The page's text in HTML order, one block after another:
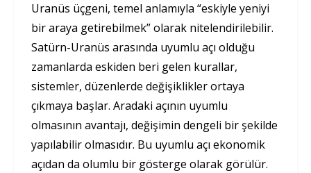
Uranüs üçgeni, temel anlamıyla “eskiyle yeniyi
bir araya getirebilmek” olarak nitelendirilebilir.
Satürn-Uranüs arasında uyumlu açı olduğu
zamanlarda eskiden beri gelen kurallar,
sistemler, düzenlerde değişiklikler ortaya
çıkmaya başlar. Aradaki açının uyumlu
olmasının avantajı, değişimin dengeli bir şekilde
yapılabilir olmasıdır. Bu uyumlu açı ekonomik
açıdan da olumlu bir gösterge olarak görülür.